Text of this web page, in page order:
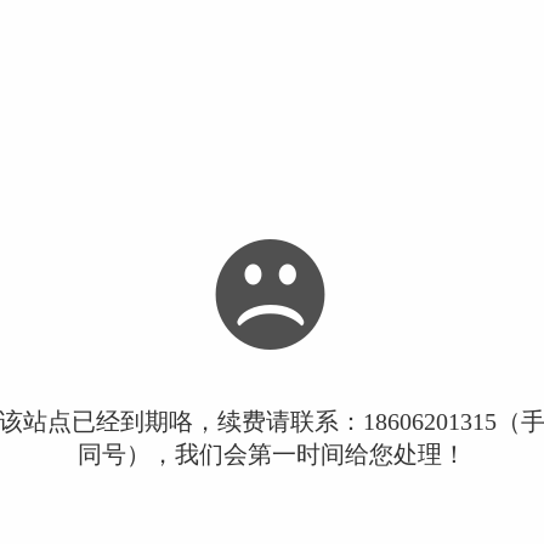
站点已经到期咯，续费请联系：18606201315（
同号），我们会第一时间给您处理！